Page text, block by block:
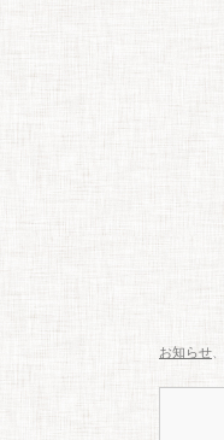
お知らせ